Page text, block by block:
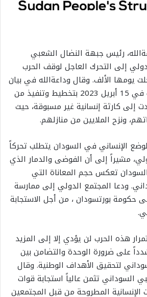
رئيس جبهة النضال الشعبي
إلى التحرك العاجل لوقف الحرب
يومها الألف. وقال وداعةالله في بيان
له أن الحرب التي بدأت في 15 أبريل 2023 بتخطيط وتنفيذ من
إلى كارثة إنسانية غير مسبوقة، حيث
ونزح الملايين من منازلهم.
الإنساني في السودان يتطلب تحركاً
مشيراً إلى أن الفوضى والدمار الذي
تعكس حجم المعاناة التي
ودعا المجتمع الدولي إلى ممارسة
حكومة بورتسودان ، من أجل الاستجابة
هذه الحرب لن يؤدي إلا إلى المزيد
على ضرورة الوحدة والتضامن بين
لتحقيق الأهداف الوطنية. وقال
السوداني تثمن عالياً استجابة قوات
الإنسانية المطروحة من قبل المجتمعين